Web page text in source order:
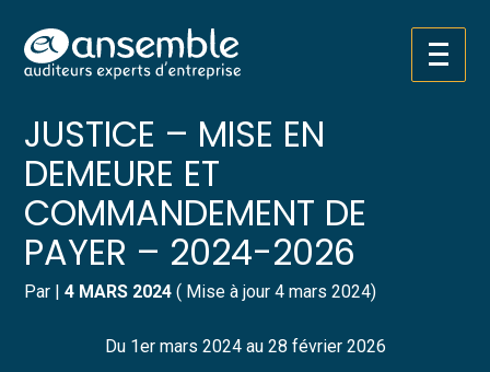
Aller
au
Créer et reprendre une activité
Gérer votre quotidien
Piloter votre entreprise
Développer votre entreprise
Construire votre patrimoine
Structurer votre croissance
Pilotez votre gestion
Suivre votre comptabilité
Gérer vos ressources humaines
Dématérialiser vos documents
TARIFS DES HUISSIERS DE
JUSTICE – MISE EN
DEMEURE ET
COMMANDEMENT DE
PAYER – 2024-2026
Par |4 MARS 2024 ( Mise à jour 4 mars 2024)
Du 1er mars 2024 au 28 février 2026